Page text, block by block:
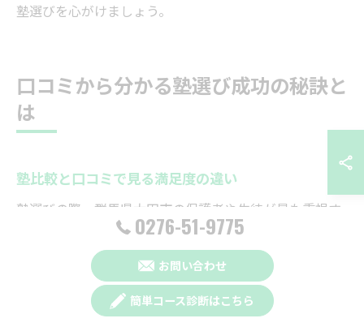
塾選びを心がけましょう。
口コミから分かる塾選び成功の秘訣と
は
塾比較と口コミで見る満足度の違い
塾選びの際、群馬県太田市の保護者や生徒が最も重視す
るのは「満足度」の違いです。特に個別指導や集団指
導、学習環境や講師の質といった要素は、口コミや比較
サイトを通じて評価されるポイントとなっています。塾
ごとの指導スタイルや授業内容が子どもの性格や学力に
0276-51-9775
お問い合わせ
簡単コース診断はこちら